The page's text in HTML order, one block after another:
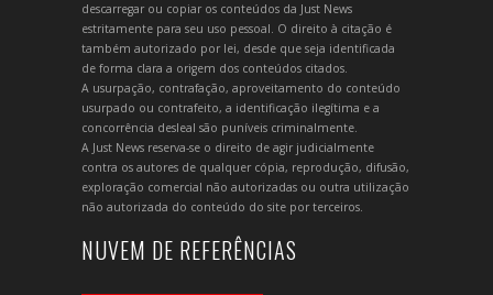
descarregar ou copiar os conteúdos da Just News
estritamente para seu uso pessoal. O direito à citação é
também autorizado por lei, desde que seja identificada
de forma clara a origem dos conteúdos citados.
A usurpação, contrafação, aproveitamento do conteúdo
usurpado ou contrafeito, a identificação ilegítima e a
concorrência desleal são puníveis criminalmente.
A Just News reserva-se o direito de agir judicialmente
contra os autores de qualquer cópia, reprodução, difusão,
exploração comercial não autorizadas ou outra utilização
não autorizada do conteúdo do site por terceiros.
NUVEM DE REFERÊNCIAS